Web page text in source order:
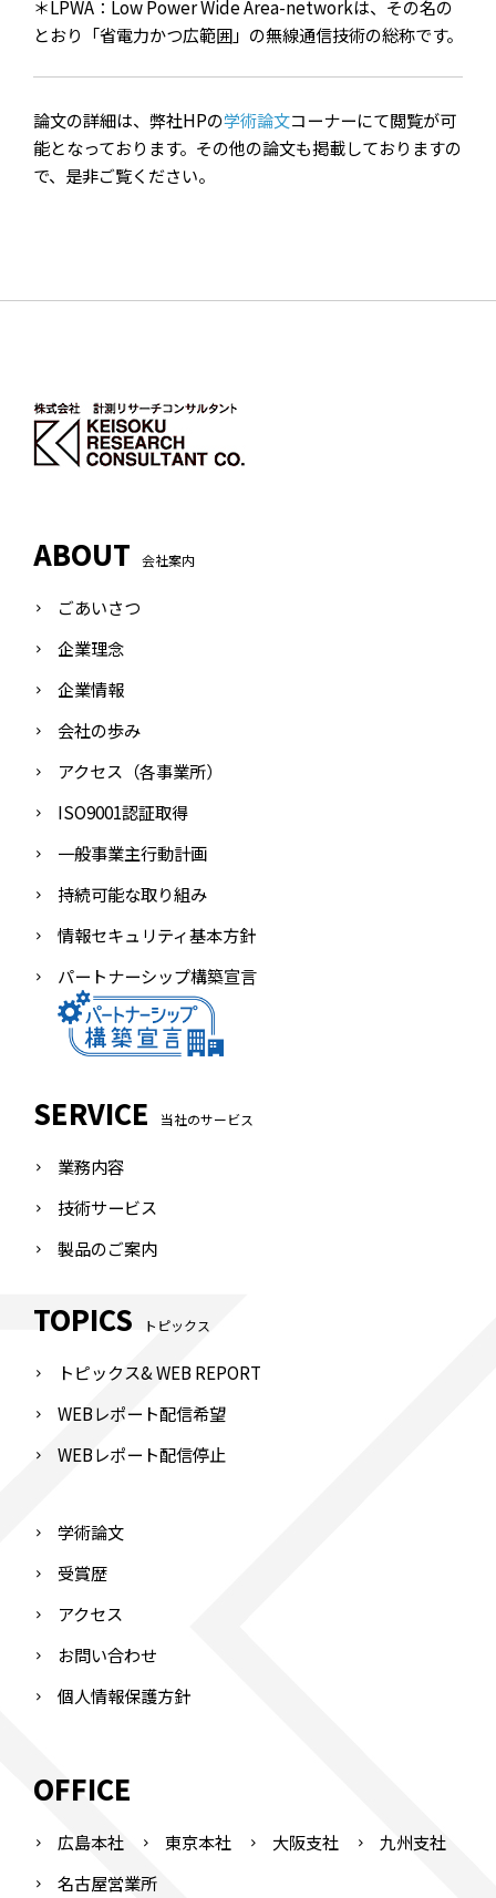
＊LPWA：Low Power Wide Area-networkは、その名の
とおり「省電力かつ広範囲」の無線通信技術の総称です。
論文の詳細は、弊社HPの学術論文コーナーにて閲覧が可
能となっております。その他の論文も掲載しておりますの
で、是非ご覧ください。
ABOUT 会社案内
ごあいさつ
企業理念
企業情報
会社の歩み
アクセス（各事業所）
ISO9001認証取得
一般事業主行動計画
持続可能な取り組み
情報セキュリティ基本方針
パートナーシップ構築宣言
SERVICE 当社のサービス
業務内容
技術サービス
製品のご案内
TOPICS トピックス
トピックス& WEB REPORT
WEBレポート配信希望
WEBレポート配信停止
学術論文
受賞歴
アクセス
お問い合わせ
個人情報保護方針
OFFICE
広島本社 東京本社 大阪支社
九州支社
名古屋営業所